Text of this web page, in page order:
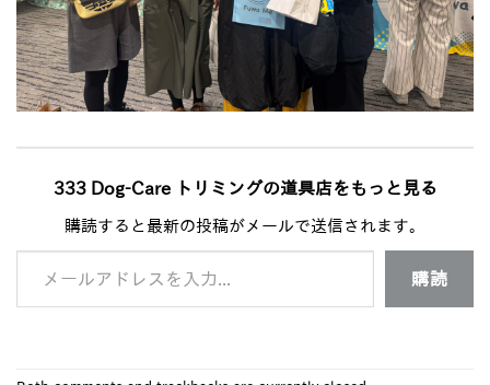
333 Dog-Care トリミングの道具店をもっと見る
購読すると最新の投稿がメールで送信されます。
メールアドレスを入力...
購読